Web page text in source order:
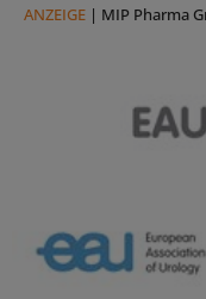
ANZEIGE | MIP Pharma